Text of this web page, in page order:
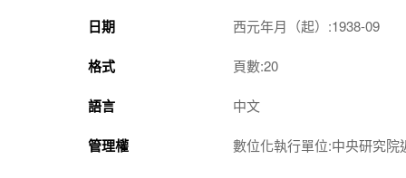
日期 西元年月（起）:1938-09
格式 頁數:20
語言 中文
管理權 數位化執行單位:中央研究院